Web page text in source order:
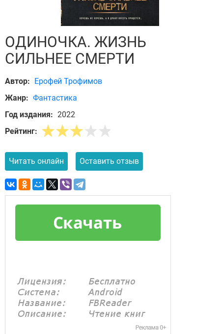
ОДИНОЧКА. ЖИЗНЬ
СИЛЬНЕЕ СМЕРТИ
Автор: Ерофей Трофимов
Жанр: Фантастика
Год издания: 2022
Рейтинг:
Читать онлайн Оставить отзыв